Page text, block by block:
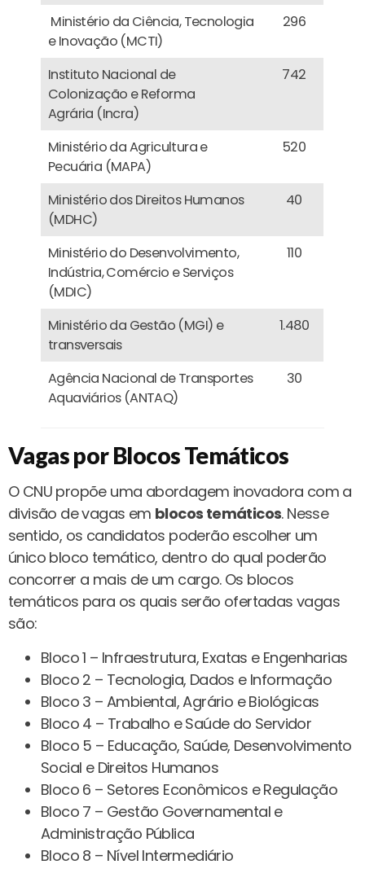
Ministério da Ciência, Tecnologia
e Inovação (MCTI)
296
Instituto Nacional de
Colonização e Reforma
Agrária (Incra)
742
Ministério da Agricultura e
Pecuária (MAPA)
520
Ministério dos Direitos Humanos
(MDHC)
40
Ministério do Desenvolvimento,
Indústria, Comércio e Serviços
(MDIC)
110
Ministério da Gestão (MGI) e
transversais
1.480
Agência Nacional de Transportes
Aquaviários (ANTAQ)
30
Vagas por Blocos Temáticos
O CNU propõe uma abordagem inovadora com a
divisão de vagas em blocos temáticos. Nesse
sentido, os candidatos poderão escolher um
único bloco temático, dentro do qual poderão
concorrer a mais de um cargo. Os blocos
temáticos para os quais serão ofertadas vagas
são:
Bloco 1 – Infraestrutura, Exatas e Engenharias
Bloco 2 – Tecnologia, Dados e Informação
Bloco 3 – Ambiental, Agrário e Biológicas
Bloco 4 – Trabalho e Saúde do Servidor
Bloco 5 – Educação, Saúde, Desenvolvimento
Social e Direitos Humanos
Bloco 6 – Setores Econômicos e Regulação
Bloco 7 – Gestão Governamental e
Administração Pública
Bloco 8 – Nível Intermediário